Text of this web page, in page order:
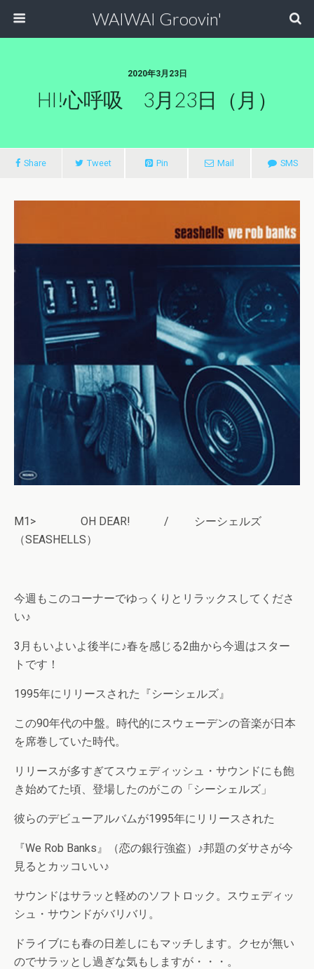
WAIWAI Groovin'
2020年3月23日
HI!心呼吸 3月23日（月）
Share Tweet Pin Mail SMS
M1> OH DEAR! / シーシェルズ
（SEASHELLS）
今週もこのコーナーでゆっくりとリラックスしてくださ
い♪
3月もいよいよ後半に♪春を感じる2曲から今週はスター
トです！
1995年にリリースされた『シーシェルズ』
この90年代の中盤。時代的にスウェーデンの音楽が日本
を席巻していた時代。
リリースが多すぎてスウェディッシュ・サウンドにも飽
き始めてた頃、登場したのがこの「シーシェルズ」
彼らのデビューアルバムが1995年にリリースされた
『We Rob Banks』（恋の銀行強盗）♪邦題のダサさが今
見るとカッコいい♪
サウンドはサラッと軽めのソフトロック。スウェディッ
シュ・サウンドがバリバリ。
ドライブにも春の日差しにもマッチします。クセが無い
のでサラッとし過ぎな気もしますが・・・。